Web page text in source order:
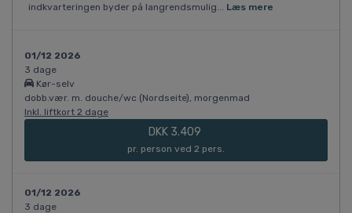
indkvarteringen byder på langrendsmulig... Læs mere
01/12 2026
3 dage
Kør-selv
dobb.vær. m. douche/wc (Nordseite), morgenmad
Inkl. liftkort 2 dage
DKK 3.409
pr. person ved 2 pers.
01/12 2026
3 dage